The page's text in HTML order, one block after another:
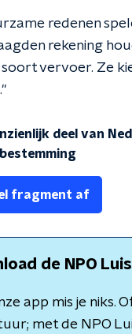
redenen
rekening
vervoer. Ze
deel van
fragment af
de NPO
app mis je niks.
met de NPO